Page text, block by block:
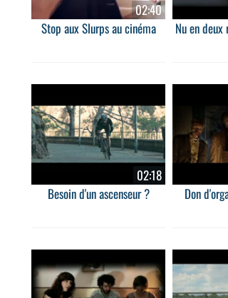
02:40
Stop aux Slurps au cinéma
Nu en
02:18
Besoin d'un ascenseur ?
Don